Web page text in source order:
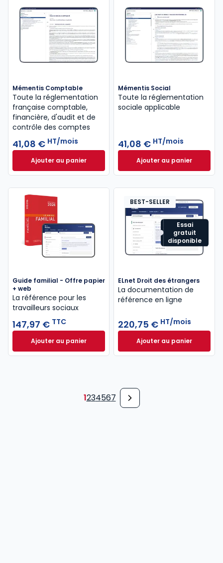
Mémentis Comptable
Toute la réglementation
française comptable,
financière, d'audit et de
contrôle des comptes
41,08 € HT/mois
Ajouter au panierMémentis Comptable à 41,08 € HT/mois
Mémentis Social
Toute la réglementation
sociale applicable
41,08 € HT/mois
Ajouter au panier
Mémentis Social
Guide familial - Offre papier
+ web
La référence pour les
travailleurs sociaux
147,97 € TTC
Ajouter au panierGuide familial - Offre papier + web à 147,97 € TTC
Essai
gratuit
disponible
BEST-SELLER
ELnet Droit des étrangers
La documentation de
référence en ligne
220,75 € HT/mois
Ajouter au panier
ELnet Droit des
1234567